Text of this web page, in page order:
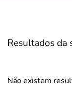
Resultados da
Não existem